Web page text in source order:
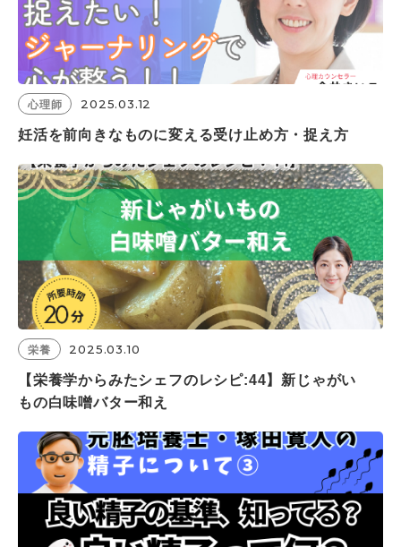
心理師 2025.03.12
妊活を前向きなものに変える受け止め方・捉え方
栄養 2025.03.10
【栄養学からみたシェフのレシピ:44】新じゃがい
もの白味噌バター和え